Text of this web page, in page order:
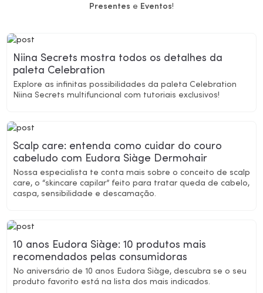
Presentes e Eventos!
Niina Secrets mostra todos os detalhes da
paleta Celebration
Explore as infinitas possibilidades da paleta Celebration
Niina Secrets multifuncional com tutoriais exclusivos!
Scalp care: entenda como cuidar do couro
cabeludo com Eudora Siàge Dermohair
Nossa especialista te conta mais sobre o conceito de scalp
care, o “skincare capilar” feito para tratar queda de cabelo,
caspa, sensibilidade e descamação.
10 anos Eudora Siàge: 10 produtos mais
recomendados pelas consumidoras
No aniversário de 10 anos Eudora Siàge, descubra se o seu
produto favorito está na lista dos mais indicados.